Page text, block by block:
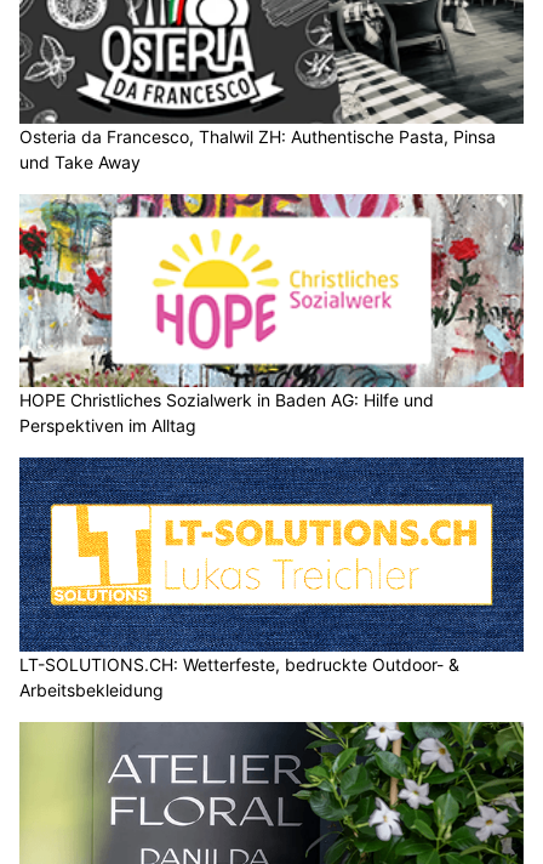
Osteria da Francesco, Thalwil ZH: Authentische Pasta, Pinsa
und Take Away
HOPE Christliches Sozialwerk in Baden AG: Hilfe und
Perspektiven im Alltag
LT-SOLUTIONS.CH: Wetterfeste, bedruckte Outdoor- &
Arbeitsbekleidung